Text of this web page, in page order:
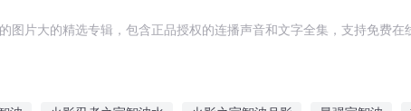
片大的精选专辑，包含正品授权的连播声音和文字全集，支持免费在